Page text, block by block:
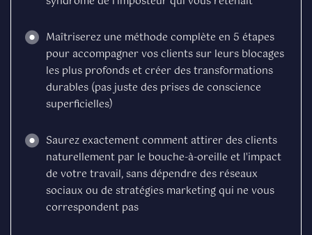
Maîtriserez une méthode complète en 5 étapes
pour accompagner vos clients sur leurs blocages
les plus profonds et créer des transformations
durables (pas juste des prises de conscience
superficielles)
Saurez exactement comment attirer des clients
naturellement par le bouche-à-oreille et l'impact
de votre travail, sans dépendre des réseaux
sociaux ou de stratégies marketing qui ne vous
correspondent pas